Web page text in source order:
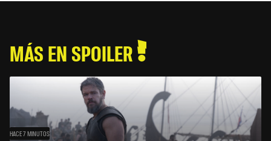
MÁS EN SPOILER
HACE 7 MINUTOS